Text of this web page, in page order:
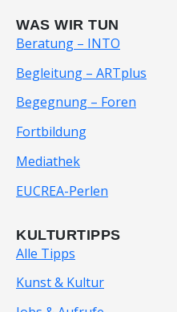
WAS WIR TUN
Beratung – INTO
Begleitung – ARTplus
Begegnung – Foren
Fortbildung
Mediathek
EUCREA-Perlen
KULTURTIPPS
Alle Tipps
Kunst & Kultur